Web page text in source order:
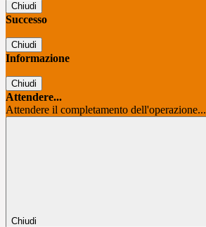
Chiudi
Successo
Chiudi
Informazione
Chiudi
Attendere...
Attendere il completamento dell'operazione...
Chiudi